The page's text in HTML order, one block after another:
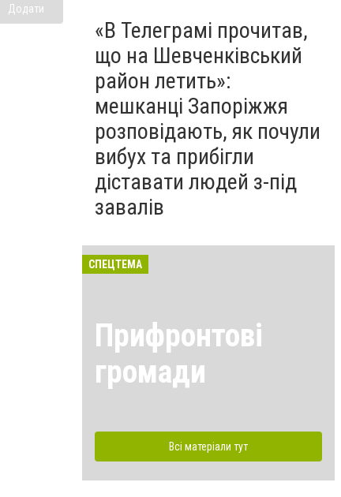
Додати
«В Телеграмі прочитав,
що на Шевченківський
район летить»:
мешканці Запоріжжя
розповідають, як почули
вибух та прибігли
діставати людей з-під
завалів
СПЕЦТЕМА
Прифронтові
громади
Всі матеріали тут